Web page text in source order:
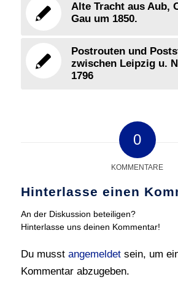
Alte Tracht aus Aub,
Gau um 1850.
Postrouten und
zwischen Leipzig u.
1796
0
KOMMENTARE
Hinterlasse einen
An der Diskussion beteiligen?
Hinterlasse uns deinen Kommentar!
Du musst angemeldetsein, um
Kommentar abzugeben.